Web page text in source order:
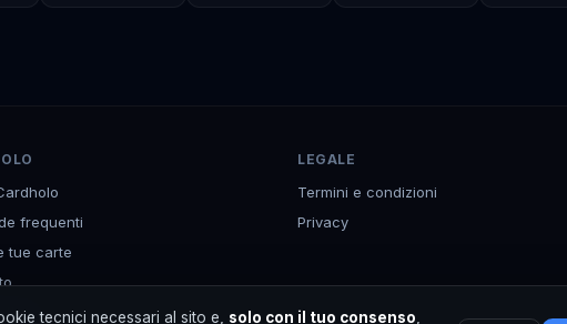
frequenti
tue carte
l'app
LEGALE
Termini e condizioni
Privacy
tecnici necessari al sito e, solo con il tuo consenso